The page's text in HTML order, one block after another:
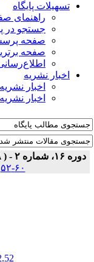
تسهیلات پایگاه
راهنمای
جستجو در
صفحه
صفحه
اطلاع‌رسانی
اخبار نشریه
اخبار نشریه
اخبار نشریه
دوره ۱۶، شماره ۲ - ( ۸-۱۳۹۸ )
۶۰-۵۲
|